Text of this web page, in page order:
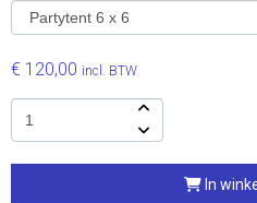
€ 120,00 incl. BTW
In